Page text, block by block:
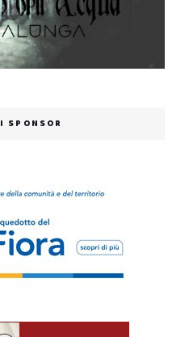
SPONSOR